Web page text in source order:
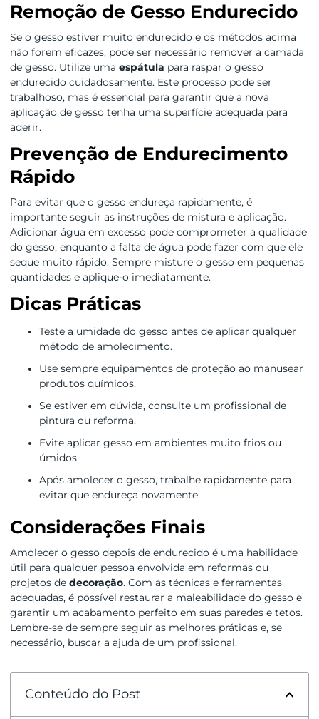
Remoção de Gesso Endurecido
Se o gesso estiver muito endurecido e os métodos acima
não forem eficazes, pode ser necessário remover a camada
de gesso. Utilize uma espátula para raspar o gesso
endurecido cuidadosamente. Este processo pode ser
trabalhoso, mas é essencial para garantir que a nova
aplicação de gesso tenha uma superfície adequada para
aderir.
Prevenção de Endurecimento
Rápido
Para evitar que o gesso endureça rapidamente, é
importante seguir as instruções de mistura e aplicação.
Adicionar água em excesso pode comprometer a qualidade
do gesso, enquanto a falta de água pode fazer com que ele
seque muito rápido. Sempre misture o gesso em pequenas
quantidades e aplique-o imediatamente.
Dicas Práticas
Teste a umidade do gesso antes de aplicar qualquer
método de amolecimento.
Use sempre equipamentos de proteção ao manusear
produtos químicos.
Se estiver em dúvida, consulte um profissional de
pintura ou reforma.
Evite aplicar gesso em ambientes muito frios ou
úmidos.
Após amolecer o gesso, trabalhe rapidamente para
evitar que endureça novamente.
Considerações Finais
Amolecer o gesso depois de endurecido é uma habilidade
útil para qualquer pessoa envolvida em reformas ou
projetos de decoração. Com as técnicas e ferramentas
adequadas, é possível restaurar a maleabilidade do gesso e
garantir um acabamento perfeito em suas paredes e tetos.
Lembre-se de sempre seguir as melhores práticas e, se
necessário, buscar a ajuda de um profissional.
Conteúdo do Post